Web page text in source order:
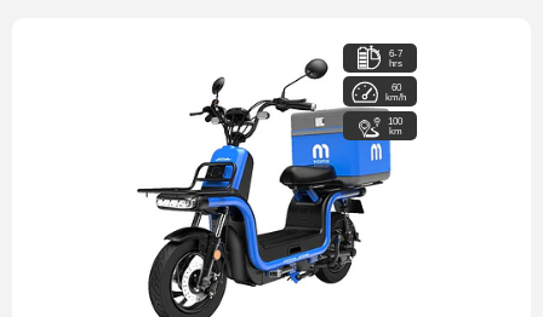
6-7
hrs
60
km/h
100
km